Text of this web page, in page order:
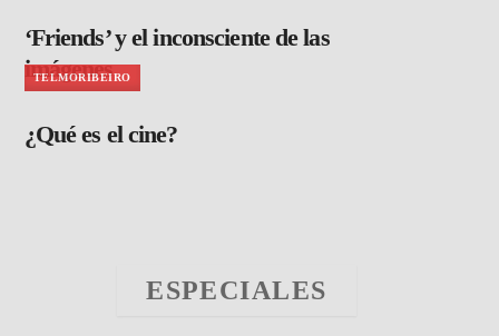
‘Friends’ y el inconsciente de las
imágenes
TELMORIBEIRO
¿Qué es el cine?
ESPECIALES